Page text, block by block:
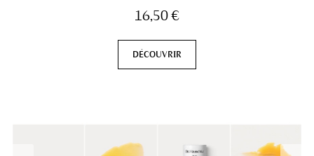
16,50 €
DÉCOUVRIR